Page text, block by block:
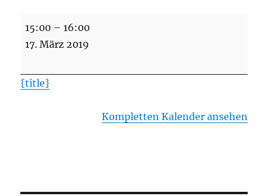
gegen
Wriedel
II
15:00 –16:00
17. März 2019
{title}
Kompletten Kalender ansehen